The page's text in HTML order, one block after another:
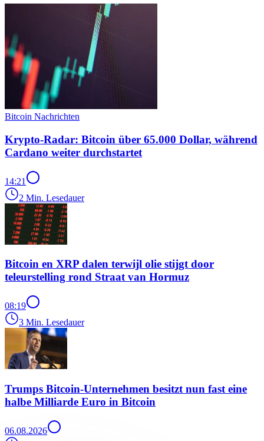
Bitcoin Nachrichten
Krypto-Radar: Bitcoin über 65.000 Dollar, während
Cardano weiter durchstartet
14:21
2 Min. Lesedauer
Bitcoin en XRP dalen terwijl olie stijgt door
teleurstelling rond Straat van Hormuz
08:19
3 Min. Lesedauer
Trumps Bitcoin-Unternehmen besitzt nun fast eine
halbe Milliarde Euro in Bitcoin
06.08.2026